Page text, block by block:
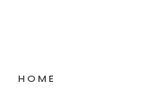
HOME